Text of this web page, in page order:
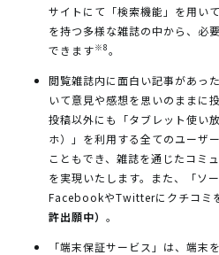
サイトにて「検索機能」を用い
を持つ多様な雑誌の中から、必
できます※8。
閲覧雑誌内に面白い記事があっ
いて意見や感想を思いのままに
投稿以外にも「タブレット使い
ホ）」を利用する全てのユーザ
こともでき、雑誌を通じたコミ
を実現いたします。また、「ソ
FacebookやTwitterにクチコミ
許出願中） 。
「端末保証サービス」は、端末